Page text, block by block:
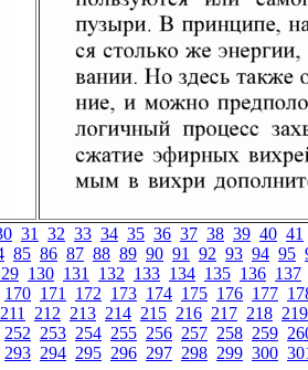
31 32 33 34 35 36 37 38 39 40 41
85 86 87 88 89 90 91 92 93 94 95
130 131 132 133 134 135 136 137
170 171 172 173 174 175 176 177
211 212 213 214 215 216 217 218 219
252 253 254 255 256 257 258 259
293 294 295 296 297 298 299 300